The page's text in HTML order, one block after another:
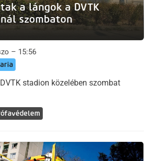
a lángok a DVTK
szombaton
– 15:56
stadion közelében szombat